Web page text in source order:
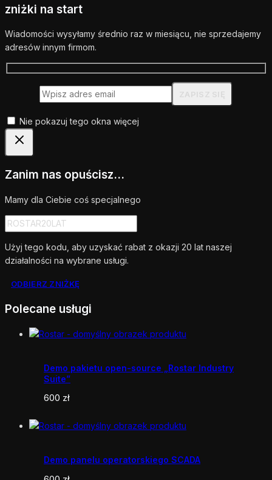
zniżki na start
Wiadomości wysyłamy średnio raz w miesiącu, nie sprzedajemy
adresów innym firmom.
Nie pokazuj tego okna więcej
Zanim nas opuścisz...
Mamy dla Ciebie coś specjalnego
Użyj tego kodu, aby uzyskać rabat z okazji 20 lat naszej
działalności na wybrane usługi.
ODBIERZ ZNIŻKĘ
Polecane usługi
Demo pakietu open-source „Rostar Industry
Suite”
600 zł
Demo panelu operatorskiego SCADA